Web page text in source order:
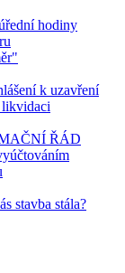
hodiny
k uzavření
likvidaci
ŘÁD
stavba stála?